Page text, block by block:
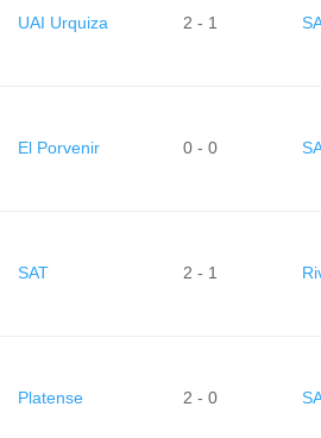
UAI Urquiza 2 - 1
El Porvenir 0 - 0
SAT 2 - 1
Platense 2 - 0